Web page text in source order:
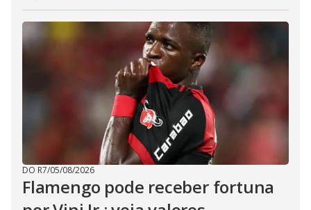
DO R7/05/08/2026
Flamengo pode receber fortuna